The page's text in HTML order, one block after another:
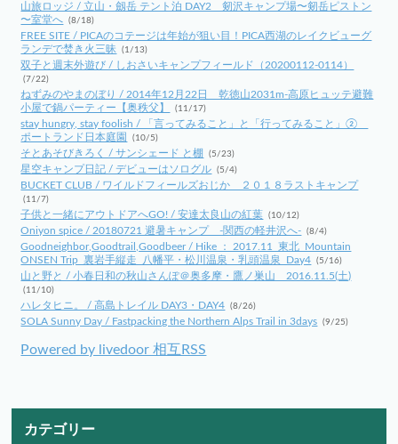
山旅ロッジ / 立山・劔岳 テント泊 DAY2 剱沢キャンプ場〜剱岳ピストン
〜室堂へ (8/18)
FREE SITE / PICAのコテージは年始が狙い目！PICA西湖のレイクビューグ
ランデで焚き火三昧
(1/13)
双子と週末外遊び / しおさいキャンプフィールド（20200112-0114）
(7/22)
ねずみのやまのぼり / 2014年12月22日 乾徳山2031m-高原ヒュッテ避難
小屋で鍋パーティー【奥秩父】
(11/17)
stay hungry, stay foolish / 「言ってみること」と「行ってみること」②
ポートランド日本庭園
(10/5)
そとあそびきろく / サンシェード と棚 (5/23)
星空キャンプ日記 / デビューはソログル (5/4)
BUCKET CLUB / ワイルドフィールズおじか ２０１８ラストキャンプ
(11/7)
子供と一緒にアウトドアへGO! / 安達太良山の紅葉 (10/12)
Oniyon spice / 20180721 避暑キャンプ -関西の軽井沢へ- (8/4)
Goodneighbor,Goodtrail,Goodbeer / Hike ： 2017.11_東北_Mountain
ONSEN Trip_裏岩手縦走_八幡平・松川温泉・乳頭温泉_Day4 (5/16)
山と野と / 小春日和の秋山さんぽ＠奥多摩・鷹ノ巣山 2016.11.5(土)
(11/10)
ハレタヒニ。 / 高島トレイル DAY3・DAY4 (8/26)
SOLA Sunny Day / Fastpacking the Northern Alps Trail in 3days (9/25)
Powered by livedoor 相互RSS
カテゴリー